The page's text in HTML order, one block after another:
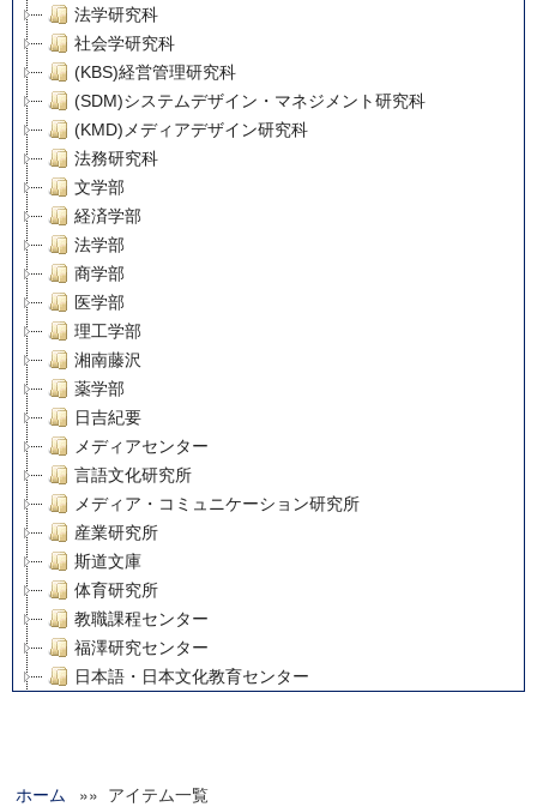
法学研究科
社会学研究科
(KBS)経営管理研究科
(SDM)システムデザイン・マネジメント研究科
(KMD)メディアデザイン研究科
法務研究科
文学部
経済学部
法学部
商学部
医学部
理工学部
湘南藤沢
薬学部
日吉紀要
メディアセンター
言語文化研究所
メディア・コミュニケーション研究所
産業研究所
斯道文庫
体育研究所
教職課程センター
福澤研究センター
日本語・日本文化教育センター
グローバルリサーチインスティテュート
ホーム »» アイテム一覧